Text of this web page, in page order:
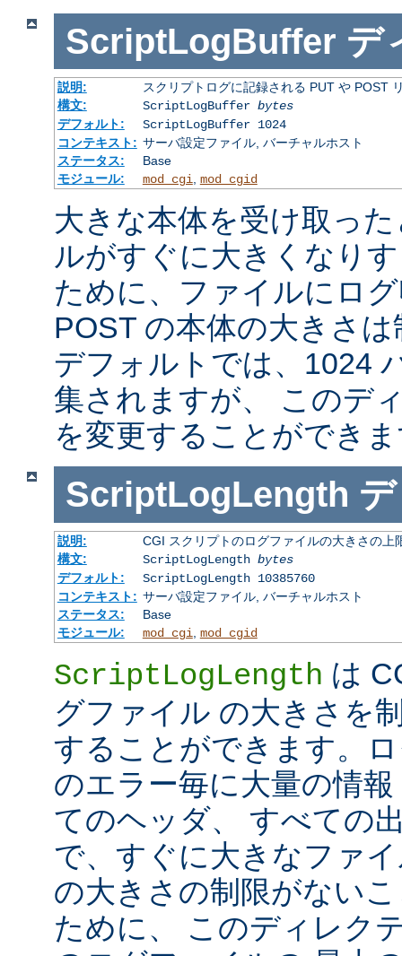
ScriptLogBuffer デ
説明:
スクリプトログに記録される PUT や POST
構文:
ScriptLogBuffer bytes
デフォルト:
ScriptLogBuffer 1024
コンテキスト: サーバ設定ファイル, バーチャルホスト
ステータス:
Base
モジュール:
mod_cgi, mod_cgid
大きな本体を受け取っ
ルがすぐに大きくなり
ために、ファイルにロ
POST の本体の大きさ
デフォルトでは、1024
集されますが、 このデ
を変更することができ
ScriptLogLength
説明:
CGI スクリプトのログファイルの大きさの上
構文:
ScriptLogLength bytes
デフォルト:
ScriptLogLength 10385760
コンテキスト: サーバ設定ファイル, バーチャルホスト
ステータス:
Base
モジュール:
mod_cgi mod_cgid
ScriptLogLength は
グファイル の大きさを
することができます。
のエラー毎に大量の情
てのヘッダ、 すべての
で、すぐに大きなファ
の大きさの制限がない
ために、 このディレク